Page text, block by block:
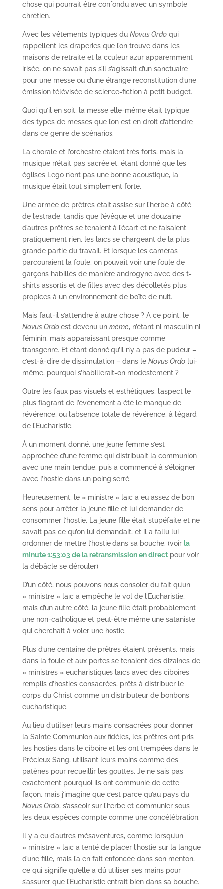
chose qui pourrait être confondu avec un symbole
chrétien.
Avec les vêtements typiques du Novus Ordoqui
rappellent les draperies que l’on trouve dans les
maisons de retraite et la couleur azur apparemment
irisée, on ne savait pas s’il s’agissait d’un sanctuaire
pour une messe ou d’une étrange reconstitution d’une
émission télévisée de science-fiction à petit budget.
Quoi qu’il en soit, la messe elle-même était typique
des types de messes que l’on est en droit d’attendre
dans ce genre de scénarios.
La chorale et l’orchestre étaient très forts, mais la
musique n’était pas sacrée et, étant donné que les
églises Lego n’ont pas une bonne acoustique, la
musique était tout simplement forte.
Une armée de prêtres était assise sur l’herbe à côté
de l’estrade, tandis que l’évêque et une douzaine
d’autres prêtres se tenaient à l’écart et ne faisaient
pratiquement rien, les laïcs se chargeant de la plus
grande partie du travail. Et lorsque les caméras
parcouraient la foule, on pouvait voir une foule de
garçons habillés de manière androgyne avec des t-
shirts assortis et de filles avec des décolletés plus
propices à un environnement de boîte de nuit.
Mais faut-il s’attendre à autre chose ? A ce point, le
Novus Ordoest devenu un mème, n’étant ni masculin ni
féminin, mais apparaissant presque comme
transgenre. Et étant donné qu’il n’y a pas de pudeur –
c’est-à-dire de dissimulation – dans le Novus Ordolui-
même, pourquoi s’habillerait-on modestement ?
Outre les faux pas visuels et esthétiques, l’aspect le
plus flagrant de l’événement a été le manque de
révérence, ou l’absence totale de révérence, à l’égard
de l’Eucharistie.
À un moment donné, une jeune femme s’est
approchée d’une femme qui distribuait la communion
avec une main tendue, puis a commencé à s’éloigner
avec l’hostie dans un poing serré.
Heureusement, le « ministre » laïc a eu assez de bon
sens pour arrêter la jeune fille et lui demander de
consommer l’hostie. La jeune fille était stupéfaite et ne
savait pas ce qu’on lui demandait, et il a fallu lui
ordonner de mettre l’hostie dans sa bouche. (voir la
minute 1:53:03 de la retransmission en directpour voir
la débâcle se dérouler)
D’un côté, nous pouvons nous consoler du fait qu’un
« ministre » laïc a empêché le vol de l’Eucharistie,
mais d’un autre côté, la jeune fille était probablement
une non-catholique et peut-être même une sataniste
qui cherchait à voler une hostie.
Plus d’une centaine de prêtres étaient présents, mais
dans la foule et aux portes se tenaient des dizaines de
« ministres » eucharistiques laïcs avec des ciboires
remplis d’hosties consacrées, prêts à distribuer le
corps du Christ comme un distributeur de bonbons
eucharistique.
Au lieu d’utiliser leurs mains consacrées pour donner
la Sainte Communion aux fidèles, les prêtres ont pris
les hosties dans le ciboire et les ont trempées dans le
Précieux Sang, utilisant leurs mains comme des
patènes pour recueillir les gouttes. Je ne sais pas
exactement pourquoi ils ont communié de cette
façon, mais j’imagine que c’est parce qu’au pays du
Novus Ordo, s’asseoir sur l’herbe et communier sous
les deux espèces compte comme une concélébration.
Il y a eu d’autres mésaventures, comme lorsqu’un
« ministre » laïc a tenté de placer l’hostie sur la langue
d’une fille, mais l’a en fait enfoncée dans son menton,
ce qui signifie qu’elle a dû utiliser ses mains pour
s’assurer que l’Eucharistie entrait bien dans sa bouche.